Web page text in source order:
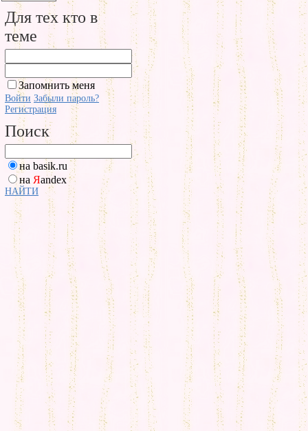
Для тех кто в
теме
Запомнить меня
Войти Забыли пароль?
Регистрация
Поиск
на basik.ru
на Яandex
НАЙТИ